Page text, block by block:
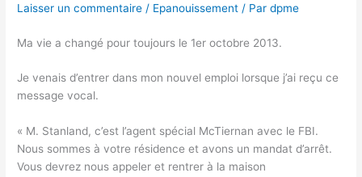
Laisser un commentaire / Epanouissement / Pardpme
Ma vie a changé pour toujours le 1er octobre 2013.
Je venais d’entrer dans mon nouvel emploi lorsque j’ai reçu ce
message vocal.
« M. Stanland, c’est l’agent spécial McTiernan avec le FBI.
Nous sommes à votre résidence et avons un mandat d’arrêt.
Vous devrez nous appeler et rentrer à la maison